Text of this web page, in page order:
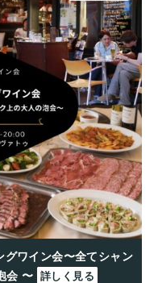
グワイン会〜全てシャン
会 〜 詳しく見る